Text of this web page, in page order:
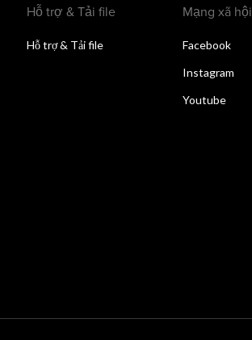
Hỗ trợ & Tải file
Hỗ trợ & Tải file
Mạng xã hội
Facebook
Instagram
Youtube